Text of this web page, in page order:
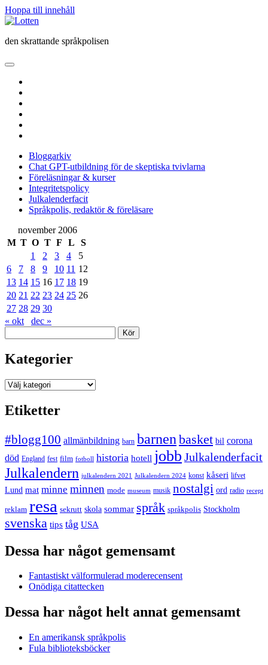
Hoppa till innehåll
Lotten
den skrattande språkpolisen
öppna
meny
Bloggarkiv
Chat GPT-utbildning för de skeptiska tvivlarna
Föreläsningar & kurser
Integritetspolicy
Julkalenderfacit
Språkpolis, redaktör & föreläsare
Sidopanel
november 2006
M T O T F L
S
1
2 3 4
5
6
7 8 9 10 11 12
13 14 15 16 17 18 19
20 21 22 23 24 25 26
27 28 29 30
« okt
dec »
Kategorier
Kategorier
Etiketter
#blogg100 allmänbildning barn barnen basket bil corona
död England fest film fotboll historia hotell jobb Julkalenderfacit
Julkalendern julkalendern 2021 Julkalendern 2024 konst kåseri lifvet
Lund mat minne minnen mode museum musik nostalgi ord radio recept
reklam resa sekrutt skola sommar språk språkpolis Stockholm
svenska tips tåg USA
Dessa har något gemensamt
Fantastiskt välformulerad moderecensent
Onödiga citattecken
Dessa har något helt annat gemensamt
En amerikansk språkpolis
Fula biblioteksböcker